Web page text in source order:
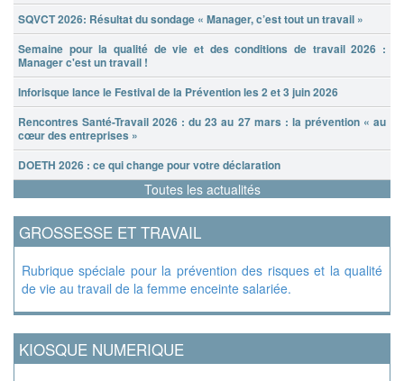
SQVCT 2026: Résultat du sondage « Manager, c’est tout un travail »
Semaine pour la qualité de vie et des conditions de travail 2026 :
Manager c'est un travail !
Inforisque lance le Festival de la Prévention les 2 et 3 juin 2026
Rencontres Santé-Travail 2026 : du 23 au 27 mars : la prévention « au
cœur des entreprises »
DOETH 2026 : ce qui change pour votre déclaration
Toutes les actualités
GROSSESSE ET TRAVAIL
Rubrique spéciale pour la prévention des risques et la qualité
de vie au travail de la femme enceinte salariée.
KIOSQUE NUMERIQUE